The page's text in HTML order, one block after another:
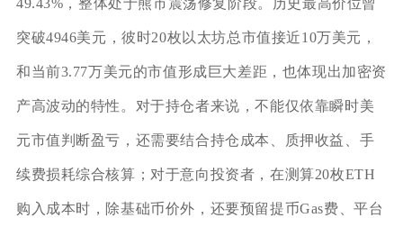
突破4946美元，彼时20枚以太坊总市值接近10万美元，
和当前3.77万美元的市值形成巨大差距，也体现出加密资
产高波动的特性。对于持仓者来说，不能仅依靠瞬时美
元市值判断盈亏，还需要结合持仓成本、质押收益、手
续费损耗综合核算；对于意向投资者，在测算20枚ETH
购入成本时，除基础币价外，还要预留提币Gas费、平台